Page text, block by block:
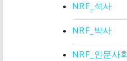
NRF_석사
NRF_박사
NRF_인문사